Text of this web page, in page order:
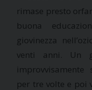
rimase presto
buona
giovinezza
venti anni. Un
per tre volte e poi